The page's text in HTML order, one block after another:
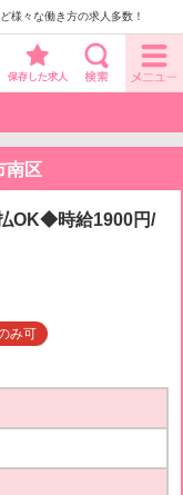
様々な働き方の求人多数！
保存した求人
南区
OK◆時給1900円/
み可